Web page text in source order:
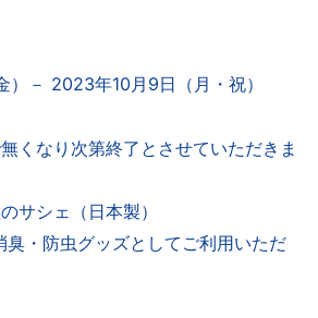
EVENT
）－ 2023年10 月 9日（月・祝）
くなり次第終了とさせていただきま
サシェ（日本製）
臭・防虫グッズとしてご利用いただ